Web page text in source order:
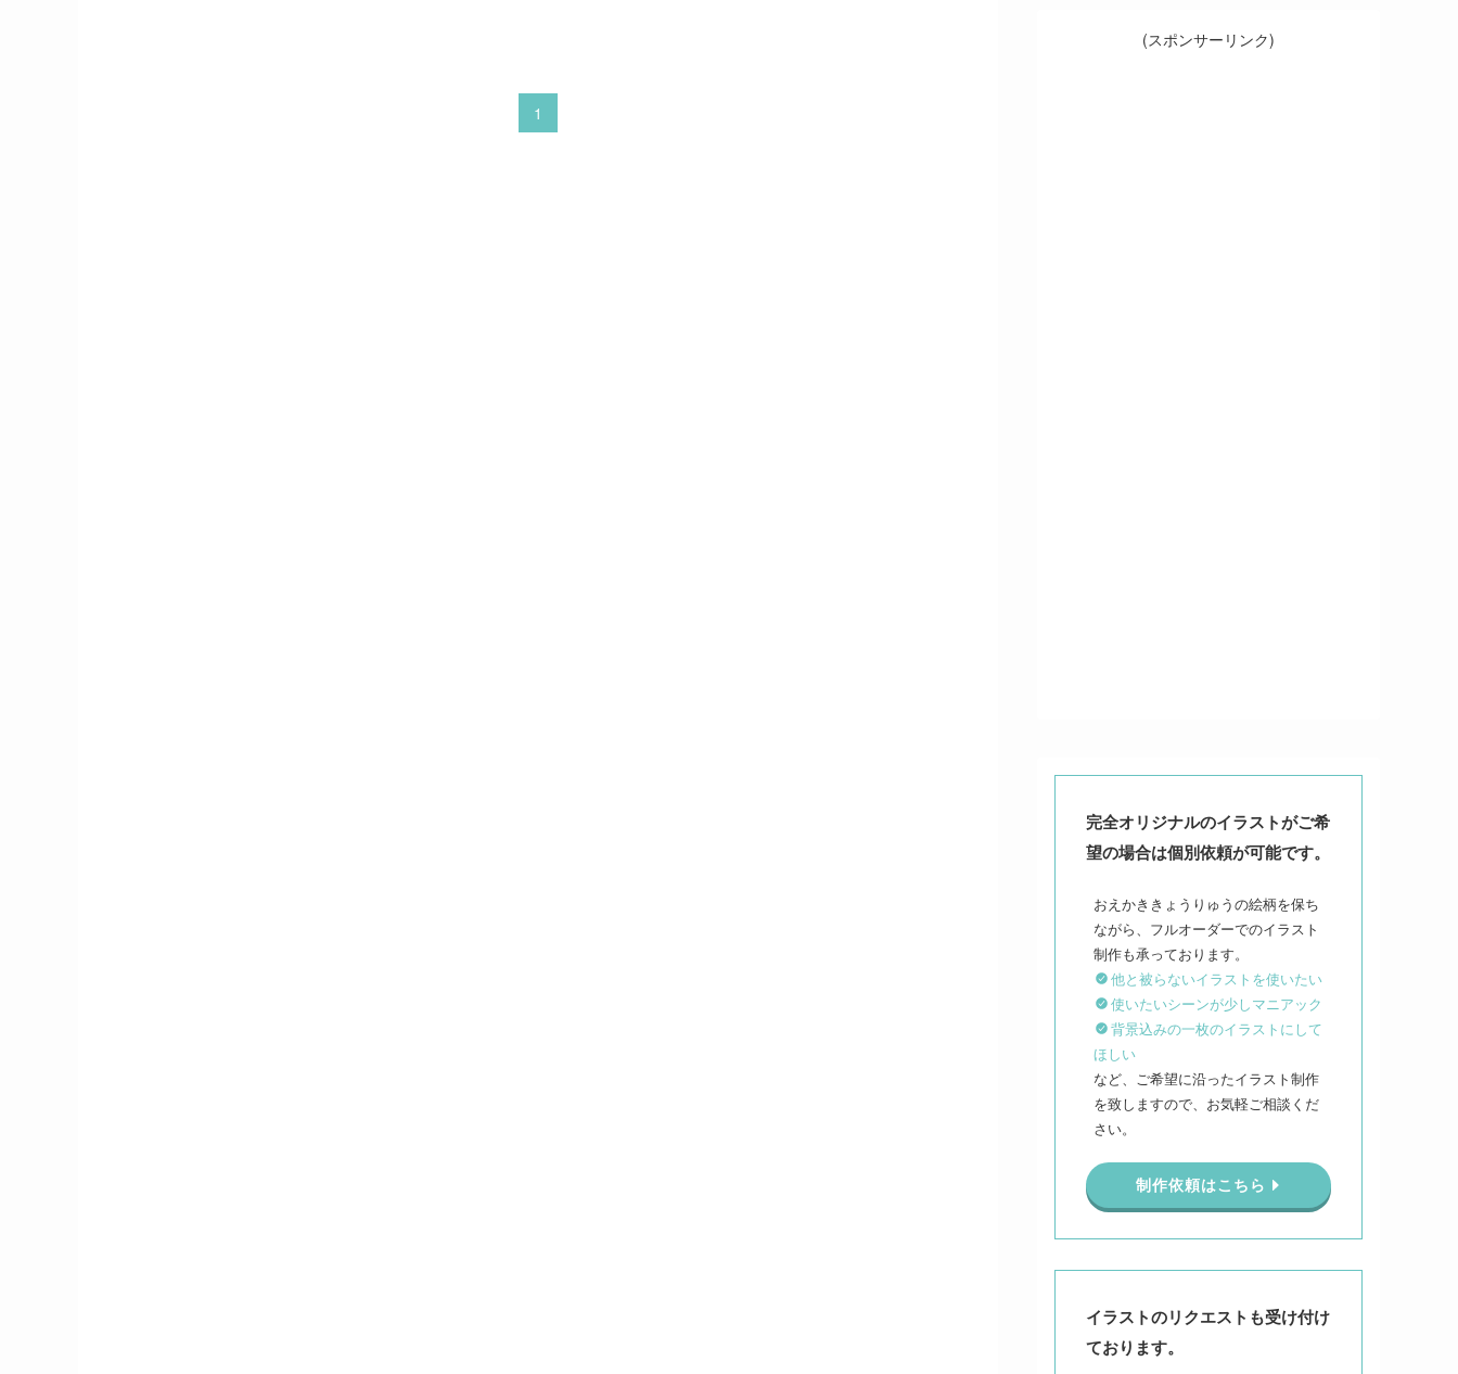
1
(スポンサーリンク)
完全オリジナルのイラストがご希
望の場合は個別依頼が可能です。
おえかききょうりゅうの絵柄を保ち
ながら、フルオーダーでのイラスト
他と被らないイラストを使いたい
使いたいシーンが少しマニアック
背景込みの一枚のイラストにして
ほしい
など、ご希望に沿ったイラスト制作
を致しますので、お気軽ご相談くだ
さい。
制作依頼はこちら
イラストのリクエストも受け付け
ております。